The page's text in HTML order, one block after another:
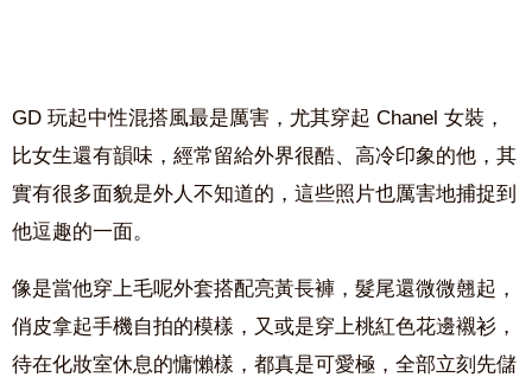
GD 玩起中性混搭風最是厲害，尤其穿起 Chanel 女裝，
比女生還有韻味，經常留給外界很酷、高冷印象的他，其
實有很多面貌是外人不知道的，這些照片也厲害地捕捉到
他逗趣的一面。
像是當他穿上毛呢外套搭配亮黃長褲，髮尾還微微翹起，
俏皮拿起手機自拍的模樣，又或是穿上桃紅色花邊襯衫，
待在化妝室休息的慵懶樣，都真是可愛極，全部立刻先儲